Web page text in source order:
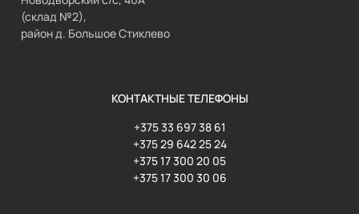
(склад №2),
район д. Большое Стиклево
КОНТАКТНЫЕ ТЕЛЕФОНЫ
+375 33 697 38 61
+375 29 642 25 24
+375 17 300 20 05
+375 17 300 30 06